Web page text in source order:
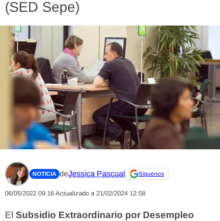
(SED Sepe)
NOTICIA deJessica Pascual Síguenos
06/05/2022 09:16 Actualizado a 21/02/2024 12:58
El Subsidio Extraordinario por Desempleo